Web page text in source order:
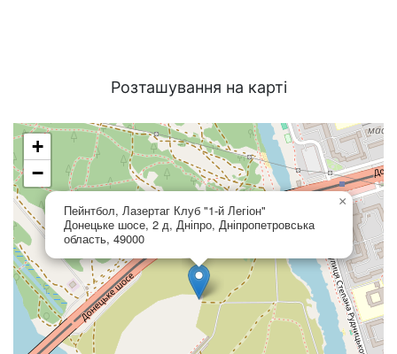
Розташування на карті
Пейнтбол, Лазертаг Клуб "1-й Легіон"
Донецьке шосе, 2 д, Дніпро, Дніпропетровська
область, 49000
×
+
−